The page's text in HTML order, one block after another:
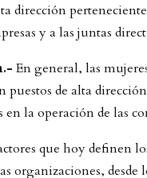
dirección
y a las juntas
En general, las
de alta
la operación de las
que hoy definen
organizaciones,